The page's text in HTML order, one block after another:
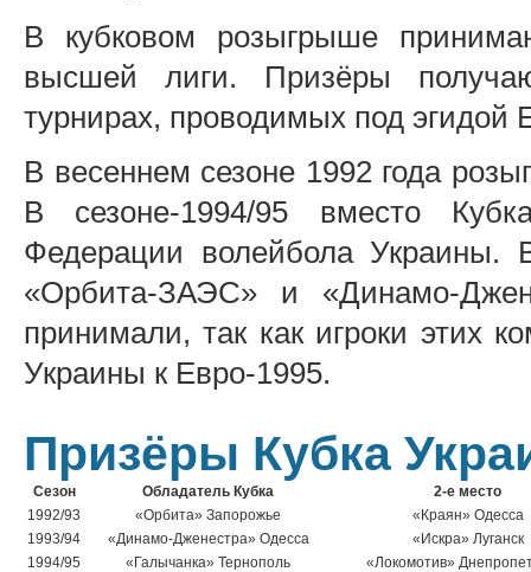
В кубковом розыгрыше
высшей лиги. Призёры
турнирах, проводимых под эгидой
В весеннем сезоне 1992 года
В сезоне-1994/95 вместо
Федерации волейбола Украины.
«Орбита-ЗАЭС» и «Динамо-
принимали, так как игроки этих
Украины к Евро-1995.
Призёры Кубка
Сезон Обладатель Кубка
2-е место
1992/93
«Орбита» Запорожье
«Краян» Одесса
1993/94
«Динамо-Дженестра» Одесса
«Искра» Луганск
1994/95
«Галычанка» Тернополь
«Локомотив»